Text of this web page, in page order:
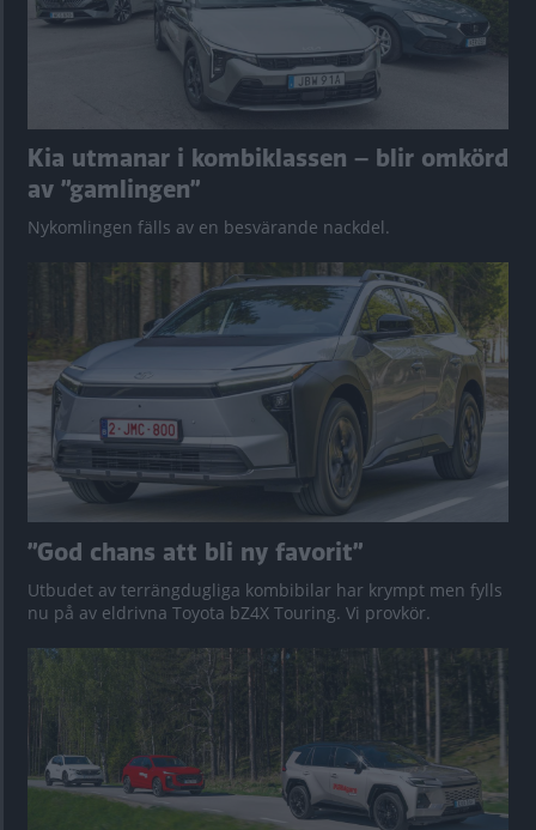
Kia utmanar i kombiklassen – blir omkörd
av ”gamlingen”
Nykomlingen fälls av en besvärande nackdel.
”God chans att bli ny favorit”
Utbudet av terrängdugliga kombibilar har krympt men fylls
nu på av eldrivna Toyota bZ4X Touring. Vi provkör.